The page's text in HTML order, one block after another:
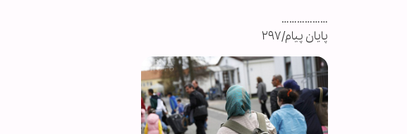
………………
پایان پیام/۲۹۷